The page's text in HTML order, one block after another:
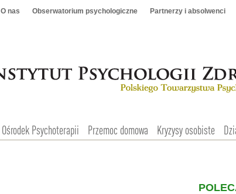
O nas Obserwatorium psychologiczne Partnerzy i absolwenci
Ośrodek Psychoterapii Przemoc domowa Kryzysy osobiste